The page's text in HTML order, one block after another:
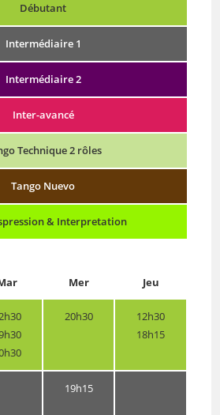
Débutant
Intermédiaire 1
Intermédiaire 2
Inter-avancé
Technique 2 rôles
Tango Nuevo
& Interpretation
Mer Jeu
20h30
12h30
18h15
19h15